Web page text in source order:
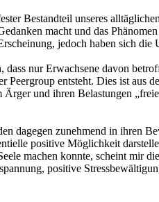
Bestandteil unseres
macht und das
jedoch haben sich
dass nur Erwachsene davon
Peergroup entsteht. Dies ist aus
und ihren Belastungen
dagegen zunehmend in ihren
positive Möglichkeit
machen konnte, scheint mir
positive